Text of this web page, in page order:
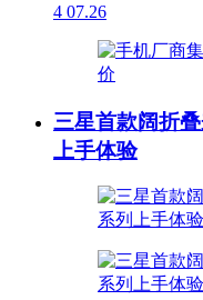
4 07.26
三星首款阔折
上手体验